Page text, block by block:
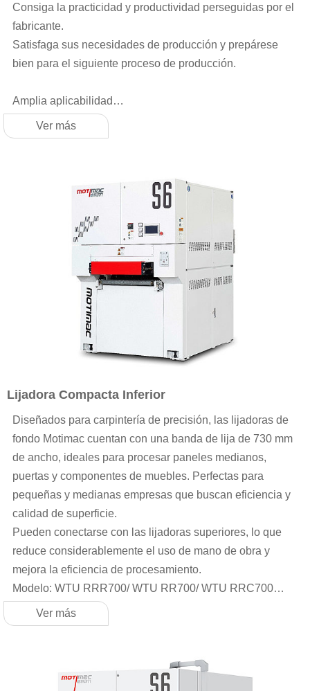
Consiga la practicidad y productividad perseguidas por el
fabricante.
Satisfaga sus necesidades de producción y prepárese
bien para el siguiente proceso de producción.
Amplia aplicabilidad
Realizar el lijado de piezas de trabajo pintadas, como
materiales cortos, materiales estrechos, madera
Conexión rápida
La aplicación de la interfaz estandarizada del sistema y la
altura de la plataforma unificada facilita la integración de
la información y es propicio para el acceso de las líneas
de producción flexibles.
Ver más
Lijadora Compacta Inferior
Diseñados para carpintería de precisión, las lijadoras de
fondo Motimac cuentan con una banda de lija de 730 mm
de ancho, ideales para procesar paneles medianos,
puertas y componentes de muebles. Perfectas para
pequeñas y medianas empresas que buscan eficiencia y
calidad de superficie.
Pueden conectarse con las lijadoras superiores, lo que
reduce considerablemente el uso de mano de obra y
mejora la eficiencia de procesamiento.
Modelo: ​WTU RRR700/ WTU RR700/ WTU RRC700
/WTU RC700
Ver más